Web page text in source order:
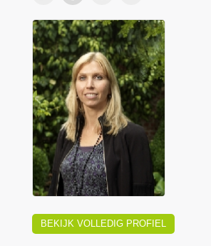
BEKIJK VOLLEDIG PROFIEL